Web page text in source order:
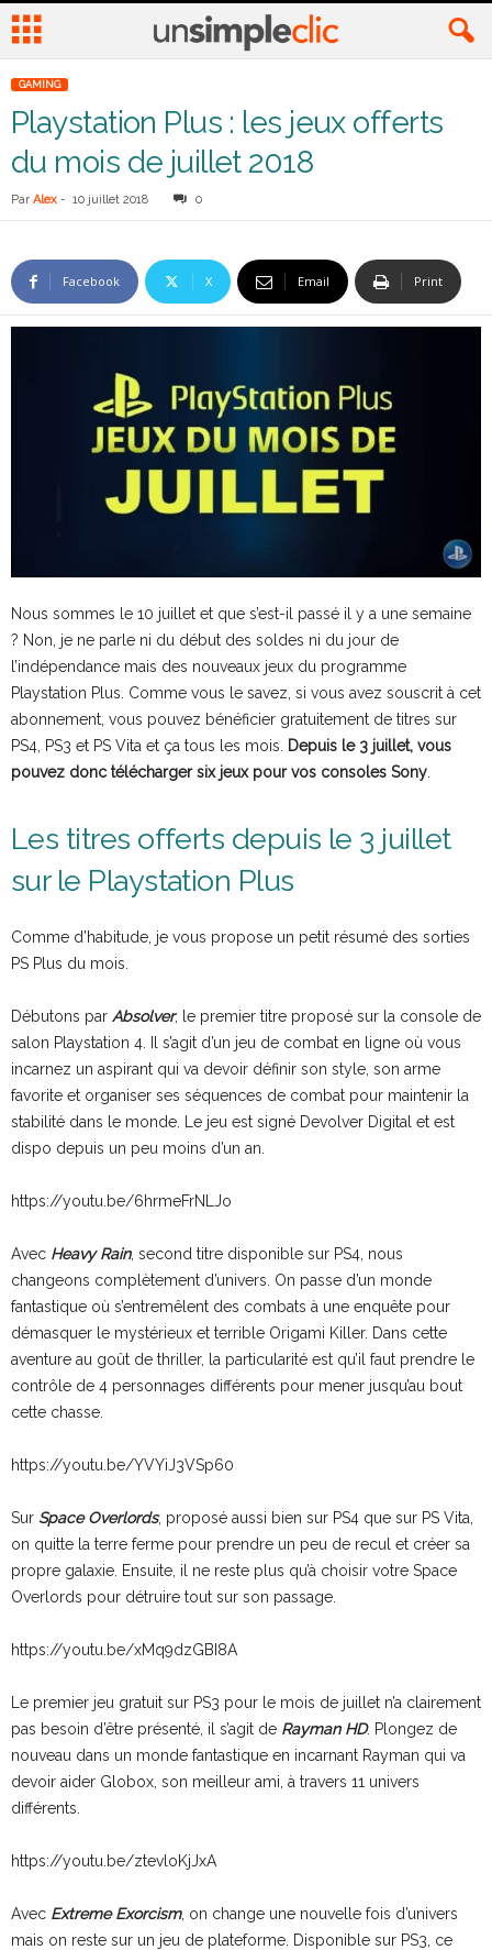
GAMING
Playstation Plus : les jeux offerts
du mois de juillet 2018
Par Alex - 10 juillet 2018 0
Facebook X Email Print
Nous sommes le 10 juillet et que s’est-il passé il y a une semaine
? Non, je ne parle ni du début des soldes ni du jour de
l’indépendance mais des nouveaux jeux du programme
Playstation Plus. Comme vous le savez, si vous avez souscrit à cet
abonnement, vous pouvez bénéficier gratuitement de titres sur
PS4, PS3 et PS Vita et ça tous les mois.
Depuis le 3 juillet, vous
pouvez donc télécharger six jeux pour vos consoles Sony
Les titres offerts depuis le 3 juillet
sur le Playstation Plus
Comme d’habitude, je vous propose un petit résumé des sorties
PS Plus du mois.
Débutons par Absolver, le premier titre proposé sur la console de
salon Playstation 4. Il s’agit d’un jeu de combat en ligne où vous
incarnez un aspirant qui va devoir définir son style, son arme
favorite et organiser ses séquences de combat pour maintenir la
stabilité dans le monde. Le jeu est signé Devolver Digital et est
dispo depuis un peu moins d’un an.
https://youtu.be/6hrmeFrNLJo
Avec Heavy Rain, second titre disponible sur PS4, nous
changeons complètement d’univers. On passe d’un monde
fantastique où s’entremêlent des combats à une enquête pour
démasquer le mystérieux et terrible Origami Killer. Dans cette
aventure au goût de thriller, la particularité est qu’il faut prendre le
contrôle de 4 personnages différents pour mener jusqu’au bout
cette chasse.
https://youtu.be/YVYiJ3VSp60
Sur Space Overlords, proposé aussi bien sur PS4 que sur PS Vita,
on quitte la terre ferme pour prendre un peu de recul et créer sa
propre galaxie. Ensuite, il ne reste plus qu’à choisir votre Space
Overlords pour détruire tout sur son passage.
https://youtu.be/xMq9dzGBI8A
Le premier jeu gratuit sur PS3 pour le mois de juillet n’a clairement
pas besoin d’être présenté, il s’agit de Rayman HD. Plongez de
nouveau dans un monde fantastique en incarnant Rayman qui va
devoir aider Globox, son meilleur ami, à travers 11 univers
différents.
https://youtu.be/ztevloKjJxA
Avec Extreme Exorcism, on change une nouvelle fois d’univers
mais on reste sur un jeu de plateforme. Disponible sur PS3, ce